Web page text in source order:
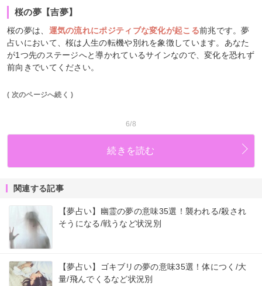
桜の夢【吉夢】
桜の夢は、 運気の流れにポジティブな変化が起こる前兆です。夢
占いにおいて、桜は人生の転機や別れを象徴しています。あなた
が1つ先のステージへと導かれているサインなので、変化を恐れず
前向きでいてください。
( 次のページへ続く )
6/8
続きを読む
関連する記事
【夢占い】幽霊の夢の意味35選！襲われる/殺され
そうになる/戦うなど状況別
【夢占い】ゴキブリの夢の意味35選！体につく/大
量/飛んでくるなど状況別